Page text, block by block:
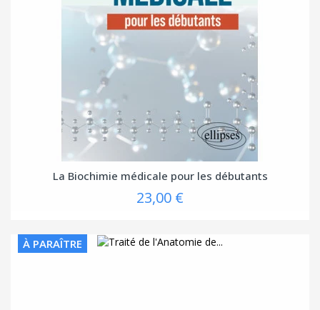
La Biochimie médicale pour les débutants
23,00 €
À PARAÎTRE